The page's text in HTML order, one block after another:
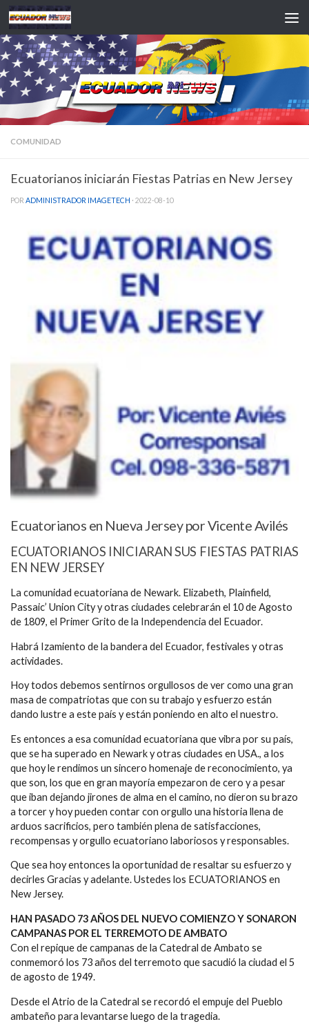
Saltar al contenido
COMUNIDAD
Ecuatorianos iniciarán Fiestas Patrias en New Jersey
POR ADMINISTRADOR IMAGETECH · 2022-08-10
Ecuatorianos en Nueva Jersey por Vicente Avilés
ECUATORIANOS INICIARAN SUS FIESTAS PATRIAS
EN NEW JERSEY
La comunidad ecuatoriana de Newark. Elizabeth, Plainfield,
Passaic’ Union City y otras ciudades celebrarán el 10 de Agosto
de 1809, el Primer Grito de la Independencia del Ecuador.
Habrá Izamiento de la bandera del Ecuador, festivales y otras
actividades.
Hoy todos debemos sentirnos orgullosos de ver como una gran
masa de compatriotas que con su trabajo y esfuerzo están
dando lustre a este país y están poniendo en alto el nuestro.
Es entonces a esa comunidad ecuatoriana que vibra por su país,
que se ha superado en Newark y otras ciudades en USA., a los
que hoy le rendimos un sincero homenaje de reconocimiento, ya
que son, los que en gran mayoría empezaron de cero y a pesar
que iban dejando jirones de alma en el camino, no dieron su brazo
a torcer y hoy pueden contar con orgullo una historia llena de
arduos sacrificios, pero también plena de satisfacciones,
recompensas y orgullo ecuatoriano laboriosos y responsables.
Que sea hoy entonces la oportunidad de resaltar su esfuerzo y
decirles Gracias y adelante. Ustedes los ECUATORIANOS en
New Jersey.
HAN PASADO 73 AÑOS DEL NUEVO COMIENZO Y SONARON
CAMPANAS POR EL TERREMOTO DE AMBATO
Con el repique de campanas de la Catedral de Ambato se
conmemoró los 73 años del terremoto que sacudió la ciudad el 5
de agosto de 1949.
Desde el Atrio de la Catedral se recordó el empuje del Pueblo
ambateño para levantarse luego de la tragedia.